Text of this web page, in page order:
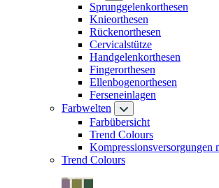
Sprunggelenkorthesen
Knieorthesen
Rückenorthesen
Cervicalstütze
Handgelenkorthesen
Fingerorthesen
Ellenbogenorthesen
Ferseneinlagen
Farbwelten
Farbübersicht
Trend Colours
Kompressionsversorgungen
Trend Colours